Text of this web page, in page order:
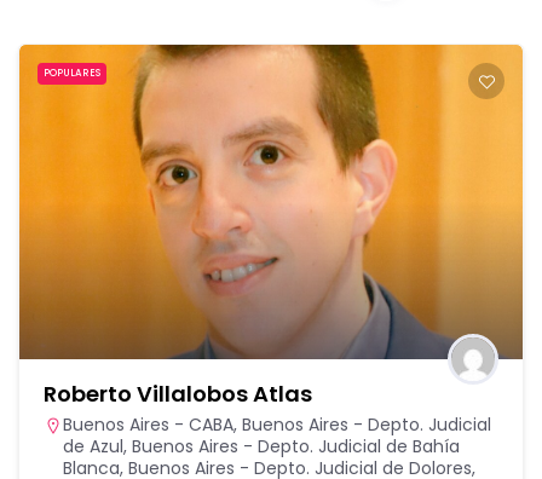
POPULARES
Roberto Villalobos Atlas
Buenos Aires - CABA, Buenos Aires - Depto. Judicial
de Azul, Buenos Aires - Depto. Judicial de Bahía
Blanca, Buenos Aires - Depto. Judicial de Dolores,